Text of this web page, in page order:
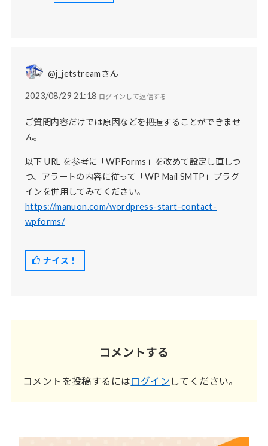
@j_jetstreamさん
2023/08/29 21:18 ログインして返信する
ご質問内容だけでは原因などを把握することができませ
ん。
以下 URL を参考に「WPForms」を改めて設定し直しつ
つ、アラートの内容に従って「WP Mail SMTP」プラグ
インを併用してみてください。
https://manuon.com/wordpress-start-contact-
wpforms/
ナイス！
コメントする
コメントを投稿するにはログイン してください。